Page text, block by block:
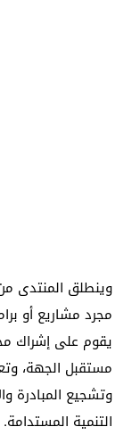
وينطلق المنتدى
مجرد مشاريع أو
يقوم على إشراك
مستقبل الجهة،
وتشجيع المبادرة
التنمية المستدامة.